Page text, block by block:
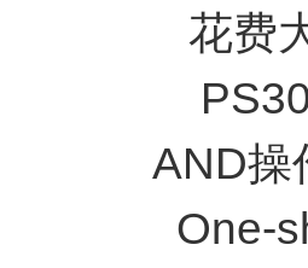
花费
AND操
One-